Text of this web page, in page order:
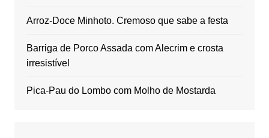
Arroz-Doce Minhoto. Cremoso que sabe a festa
Barriga de Porco Assada com Alecrim e crosta
irresistível
Pica-Pau do Lombo com Molho de Mostarda